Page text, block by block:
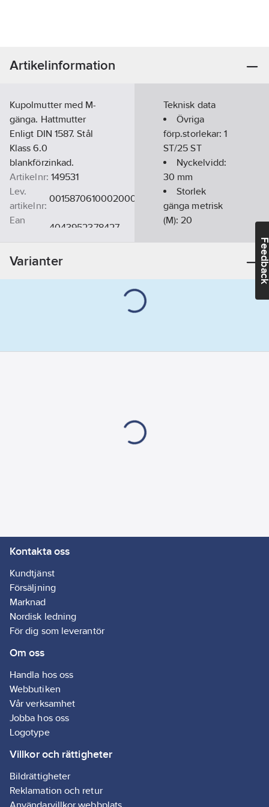
Artikelinformation
Kupolmutter med M-
gänga. Hattmutter
Enligt DIN 1587. Stål
Klass 6.0
blankförzinkad.
Artikelnr: 149531
Lev.
artikelnr:
001587061000200000
Ean
4043952378427
Teknisk data
Övriga
förp.storlekar:1
ST/25 ST
Nyckelvidd:
30 mm
Storlek
gänga metrisk
(M):20
Blankförzinkad
Varianter
Kontakta oss
Kundtjänst
Försäljning
Marknad
Nordisk ledning
För dig som leverantör
Om oss
Handla hos oss
Webbutiken
Vår verksamhet
Jobba hos oss
Logotype
Villkor och rättigheter
Bildrättigheter
Reklamation och retur